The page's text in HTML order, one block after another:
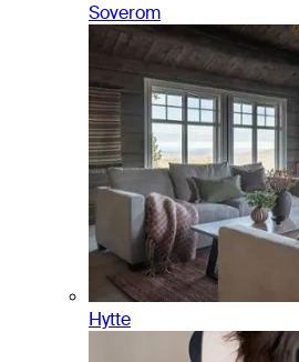
Soverom
Hytte